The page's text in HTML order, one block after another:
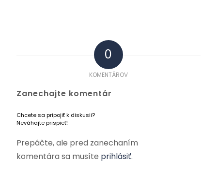
0
KOMENTÁROV
Zanechajte komentár
Chcete sa pripojiť k diskusii?
Neváhajte prispieť!
Prepáčte, ale pred zanechaním
komentára sa musíte prihlásiť.